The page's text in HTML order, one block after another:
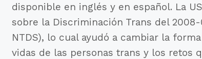
disponible en inglés y en español. La
sobre la Discriminación Trans del
NTDS), lo cual ayudó a cambiar la
vidas de las personas trans y los retos